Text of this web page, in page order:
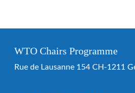
WTO Chairs Programme
Rue de Lausanne 154 CH-1211